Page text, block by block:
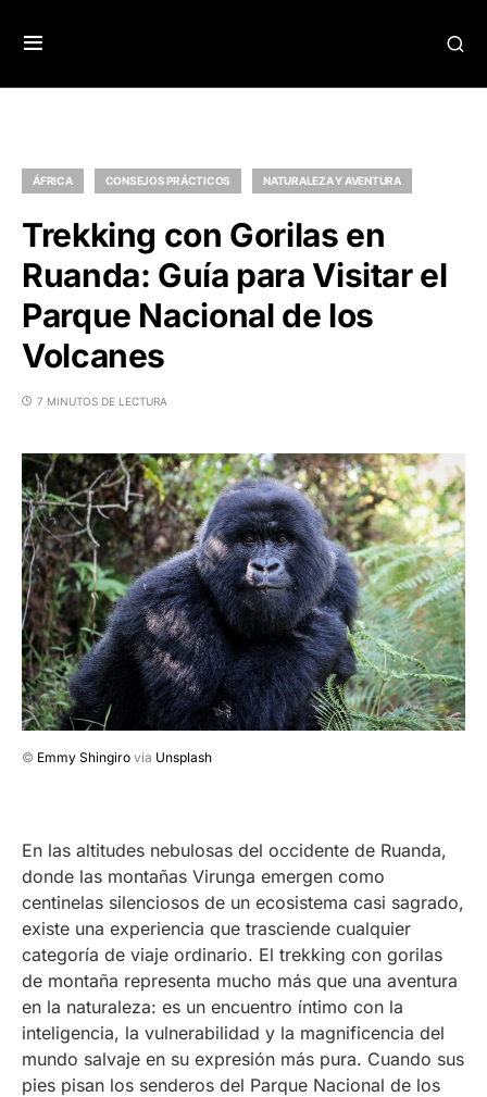
ÁFRICA CONSEJOS PRÁCTICOS NATURALEZA Y AVENTURA
Trekking con Gorilas en
Ruanda: Guía para Visitar el
Parque Nacional de los
Volcanes
7 MINUTOS DE LECTURA
© Emmy Shingiro via Unsplash
En las altitudes nebulosas del occidente de Ruanda,
donde las montañas Virunga emergen como
centinelas silenciosos de un ecosistema casi sagrado,
existe una experiencia que trasciende cualquier
categoría de viaje ordinario. El trekking con gorilas
de montaña representa mucho más que una aventura
en la naturaleza: es un encuentro íntimo con la
inteligencia, la vulnerabilidad y la magnificencia del
mundo salvaje en su expresión más pura. Cuando sus
pies pisan los senderos del Parque Nacional de los